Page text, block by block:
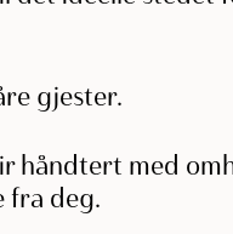
gjester.
håndtert med
fra deg.